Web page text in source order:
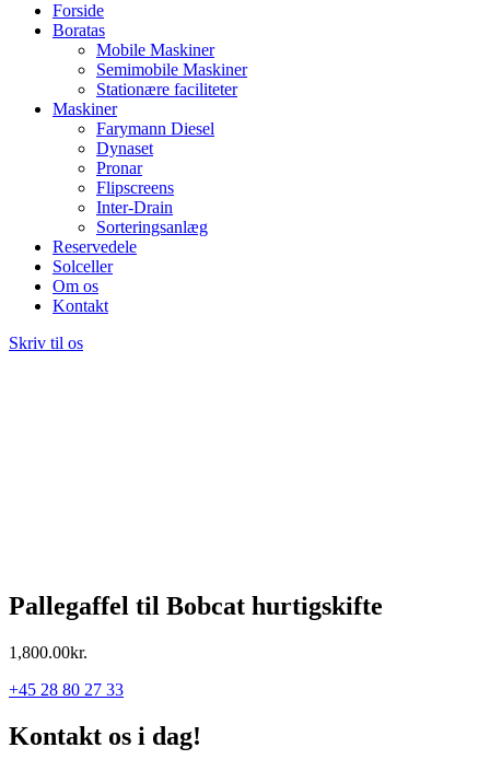
Forside
Boratas
Mobile Maskiner
Semimobile Maskiner
Stationære faciliteter
Maskiner
Farymann Diesel
Dynaset
Pronar
Flipscreens
Inter-Drain
Sorteringsanlæg
Reservedele
Solceller
Om os
Kontakt
Skriv til os
Pallegaffel til Bobcat hurtigskifte
1,800.00kr.
+45 28 80 27 33
Kontakt os i dag!